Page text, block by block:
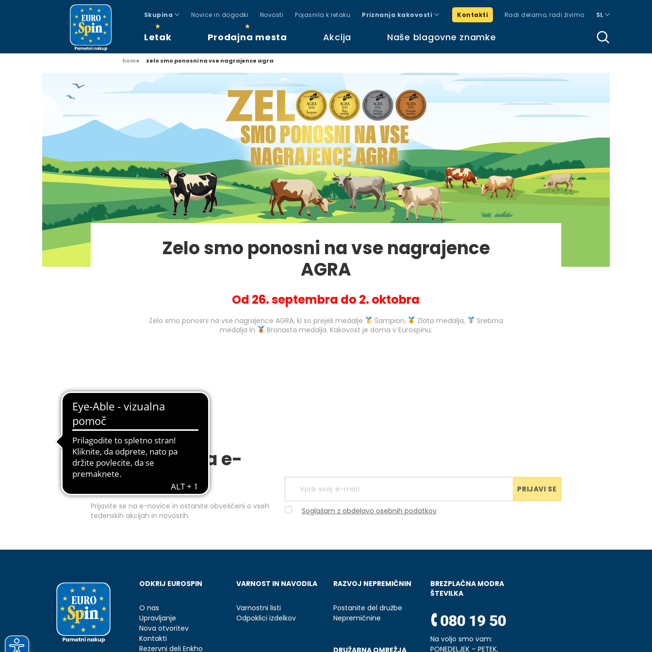
Skupina Novice in dogodki Novosti Pojasnila k letaku Priznanja kakovosti Kontakti Radi delamo, radi živimo SL
Letak Prodajna mesta Akcija Naše blagovne znamke
home zelo smo ponosni na vse nagrajence agra
Zelo smo ponosni na vse nagrajence
AGRA
Od 26. septembra do 2. oktobra
Zelo smo ponosni na vse nagrajence AGRA, ki so prejeli medalje Šampion, Zlata medalja,
Srebrna
medalja in
Bronasta medalja. Kakovost je doma v Eurospinu.
Prijavite se na e-
novice
Prijavite se na e-novice in ostanite obveščeni o vseh
tedenskih akcijah in novostih.
PRIJAVI SE
Soglašam z obdelavo osebnih podatkov
ODKRIJ EUROSPIN
O nas
Upravljanje
Nova otvoritev
Kontakti
Rezervni deli Enkho
VARNOST IN NAVODILA
Varnostni listi
Odpoklici izdelkov
RAZVOJ NEPREMIČNIN
Postanite del družbe
Nepremičnine
DRUŽABNA OMREŽJA
BREZPLAČNA MODRA
ŠTEVILKA
Na voljo smo vam:
PONEDELJEK – PETEK,